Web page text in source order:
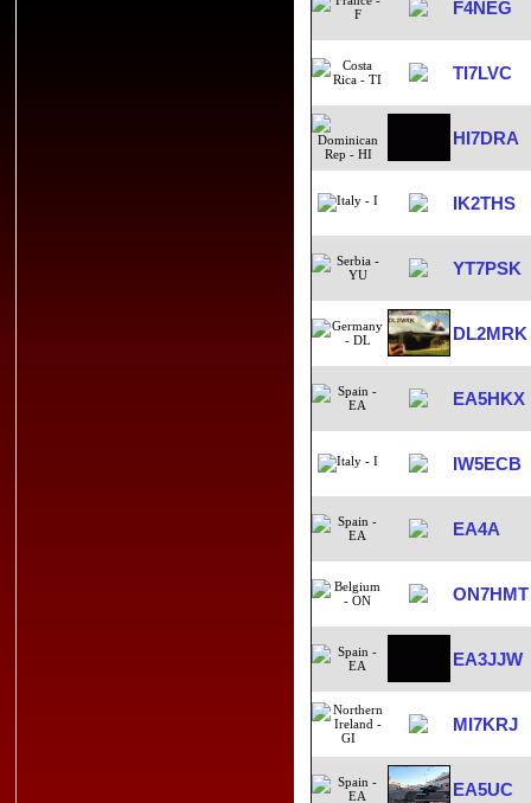
F4NEG
TI7LVC
HI7DRA
IK2THS
YT7PSK
DL2MRK
EA5HKX
IW5ECB
EA4A
ON7HMT
EA3JJW
MI7KRJ
EA5UC